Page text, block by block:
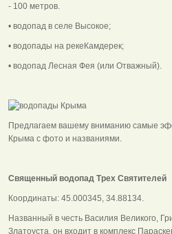
- 100 метров.
• водопад в селе Высокое;
• водопады на рекеКамдерек;
• водопад Лесная Фея (или Отважный).
Предлагаем вашему вниманию самые
Крыма с фото и названиями.
Священный водопад Трех Святителей
Координаты: 45.000345, 34.88134.
Названный в честь Василия Великого,
Златоуста, он входит в комплекс